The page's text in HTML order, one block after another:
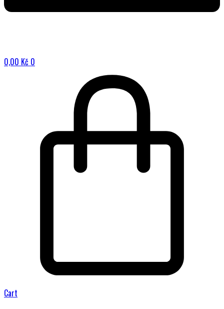
0,00 Kč 0
Cart